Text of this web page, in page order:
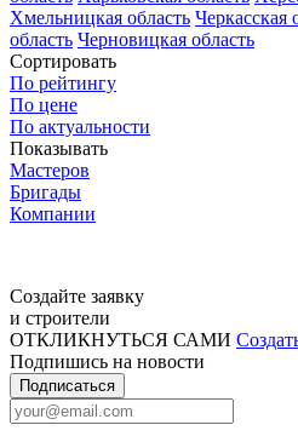
Хмельницкая область Черкасская
область Черновицкая область
Сортировать
По рейтингу
По цене
По актуальности
Показывать
Мастеров
Бригады
Компании
Создайте заявку
и строители
ОТКЛИКНУТЬСЯ САМИ
Подпишись на новости
Подписаться